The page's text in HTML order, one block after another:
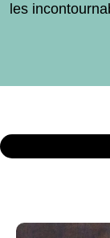
les